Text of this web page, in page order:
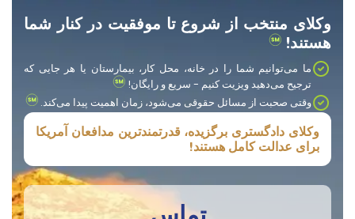
وکلای منتخب از شروع تا موفقیت در کنار شما
هستند!
ما می‌توانیم شما را در خانه، محل کار، بیمارستان یا هر جایی که
ترجیح می‌دهید ویزیت کنیم - سریع و رایگان!
وقتی صحبت از مسائل حقوقی می‌شود، زمان اهمیت پیدا می‌کند.
وکلای دادگستری برگزیده، قدرتمندترین مدافعان آمریکا
برای عدالت کامل هستند!